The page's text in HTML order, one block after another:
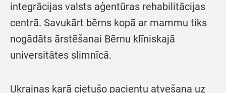
integrācijas valsts aģentūras rehabilitācijas
centrā. Savukārt bērns kopā ar mammu tiks
nogādāts ārstēšanai Bērnu klīniskajā
universitātes slimnīcā.
Ukrainas karā cietušo pacientu atvešana uz